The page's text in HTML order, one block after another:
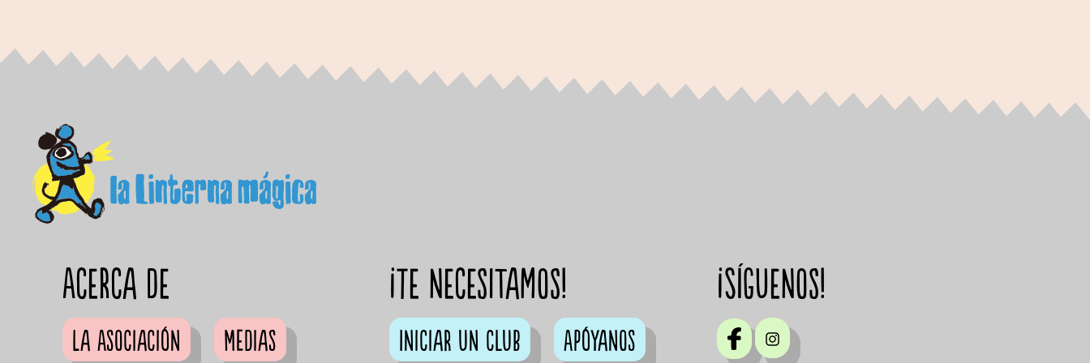
Acerca de
La Asociación Medias
¡Te necesitamos!
Iniciar un club Apóyanos
¡Síguenos!